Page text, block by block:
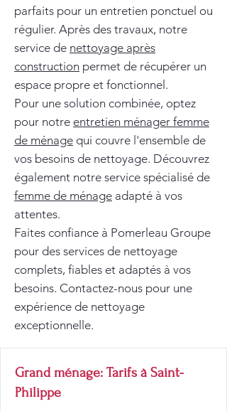
parfaits pour un entretien ponctuel ou
régulier. Après des travaux, notre
service de nettoyage après
construction permet de récupérer un
espace propre et fonctionnel.
Pour une solution combinée, optez
pour notre entretien ménager femme
de ménage qui couvre l'ensemble de
vos besoins de nettoyage. Découvrez
également notre service spécialisé de
femme de ménage adapté à vos
attentes.
Faites confiance à Pomerleau Groupe
pour des services de nettoyage
complets, fiables et adaptés à vos
besoins. Contactez-nous pour une
expérience de nettoyage
exceptionnelle.
Grand ménage: Tarifs à Saint-
Philippe